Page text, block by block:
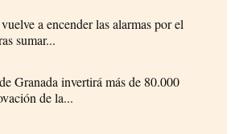
a encender las alarmas por el
sumar...
Granada invertirá más de 80.000
de la...